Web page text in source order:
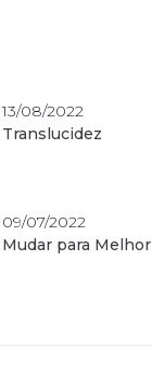
13/08/2022
Translucidez
09/07/2022
Mudar para Melhor